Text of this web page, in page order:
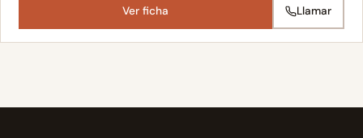
Ver ficha Llamar